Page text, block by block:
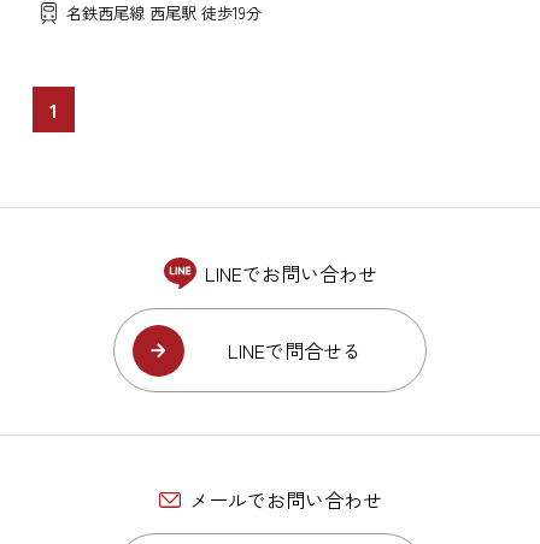
名鉄西尾線 西尾駅 徒歩19分
1
LINEでお問い合わせ
LINEで問合せる
メールでお問い合わせ